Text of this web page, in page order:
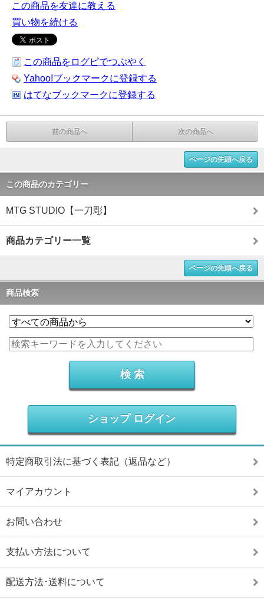
この商品を友達に教える
買い物を続ける
この商品をログピでつぶやく
Yahoo!ブックマークに登録する
はてなブックマークに登録する
前の商品へ 次の商品へ
ページの先頭へ戻る
この商品のカテゴリー
MTG STUDIO【一刀彫】
商品カテゴリー一覧
ページの先頭へ戻る
商品検索
ショップ ログイン
特定商取引法に基づく表記（返品など）
マイアカウント
お問い合わせ
支払い方法について
配送方法･送料について